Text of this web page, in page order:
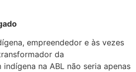
empreendedor e às vezes
da
na ABL não seria apenas